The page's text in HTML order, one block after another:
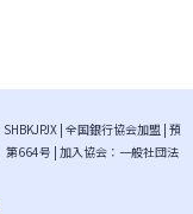
| 全国銀行協会加盟 | 預
664号 | 加入協会：一般社団法